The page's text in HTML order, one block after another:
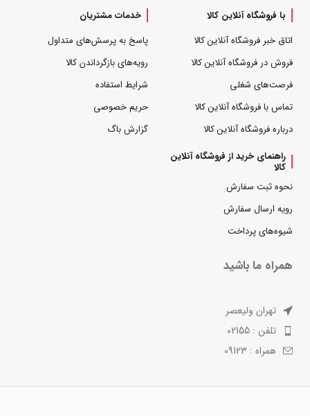
با فروشگاه آنلاین کالا
اتاق خبر فروشگاه آنلاین کالا
فروش در فروشگاه آنلاین کالا
فرصت‌های شغلی
تماس با فروشگاه آنلاین کالا
درباره فروشگاه آنلاین کالا
خدمات مشتریان
پاسخ به پرسش‌های متداول
رویه‌های بازگرداندن کالا
شرایط استفاده
حریم خصوصی
گزارش باگ
راهنمای خرید از فروشگاه آنلاین
کالا
نحوه ثبت سفارش
رویه ارسال سفارش
شیوه‌های پرداخت
همراه ما باشید
تهران ولیعصر
تلفن : 02155
همراه : 09123